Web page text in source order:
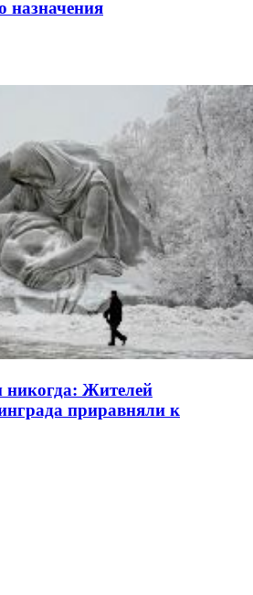
назначения
никогда: Жителей
приравняли к